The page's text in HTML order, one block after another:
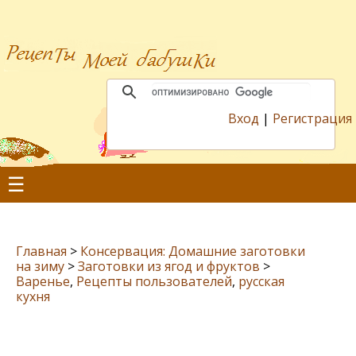
Вход | Регистрация
☰
Главная > Консервация: Домашние заготовки
на зиму >Заготовки из ягод и фруктов >
Варенье, Рецепты пользователей, русская
кухня